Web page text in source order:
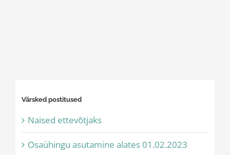
Värsked postitused
Naised ettevõtjaks
Osaühingu asutamine alates 01.02.2023